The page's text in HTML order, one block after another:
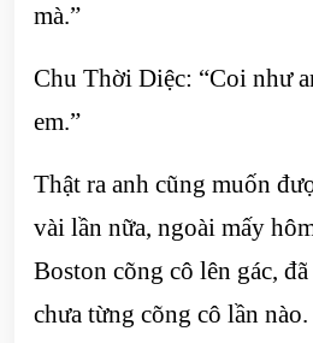
mà.”
Chu Thời Diệc: “Coi như
em.”
Thật ra anh cũng muốn
vài lần nữa, ngoài mấy
Boston cõng cô lên gác,
chưa từng cõng cô lần nào.